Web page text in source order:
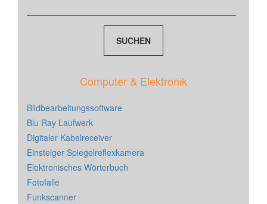
Computer & Elektronik
Bildbearbeitungssoftware
Blu Ray Laufwerk
Digitaler Kabelreceiver
Einsteiger Spiegelreflexkamera
Elektronisches Wörterbuch
Fotofalle
Funkscanner